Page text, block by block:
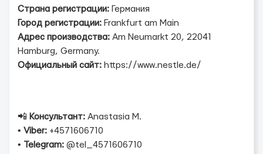
Страна регистрации: Германия
Город регистрации: Frankfurt am Main
Адрес производства: Am Neumarkt 20, 22041
Hamburg, Germany.
Официальный сайт: https://www.nestle.de/
📲 Консультант: Anastasia M.
• Viber: +4571606710
•
Telegram: @tel_4571606710